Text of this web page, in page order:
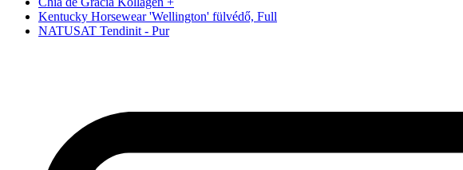
Kentucky Horsewear 'Wellington' fülvédő, Full
NATUSAT Tendinit - Pur